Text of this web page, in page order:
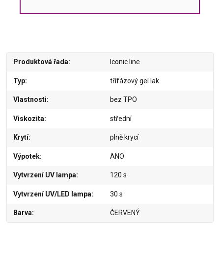
Produktová řada Iconic line
Typ třífázový gel lak
Vlastnosti bez TPO
Viskozita střední
Krytí plně krycí
Výpotek ANO
Vytvrzení UV lampa 120 s
Vytvrzení UV/LED lampa 30 s
Barva ČERVENÝ